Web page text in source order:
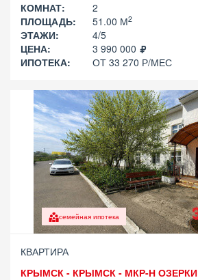
КОМНАТ:
2
ПЛОЩАДЬ:
51.00 М2
ЭТАЖИ:
4/5
ЦЕНА:
3 990 000
ИПОТЕКА:
ОТ 33 270 Р/МЕС
семейная ипотека
КВАРТИРА
КРЫМСК - КРЫМСК - МКР-Н ОЗЕРКИ